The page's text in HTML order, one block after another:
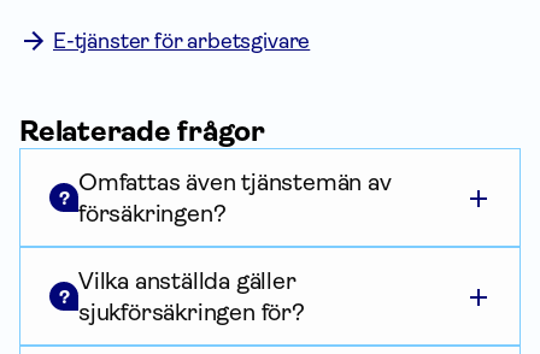
E-tjänster för arbetsgivare
Relaterade frågor
?
Omfattas även tjänstemän av
försäkringen?
?
Vilka anställda gäller
sjukförsäkringen för?